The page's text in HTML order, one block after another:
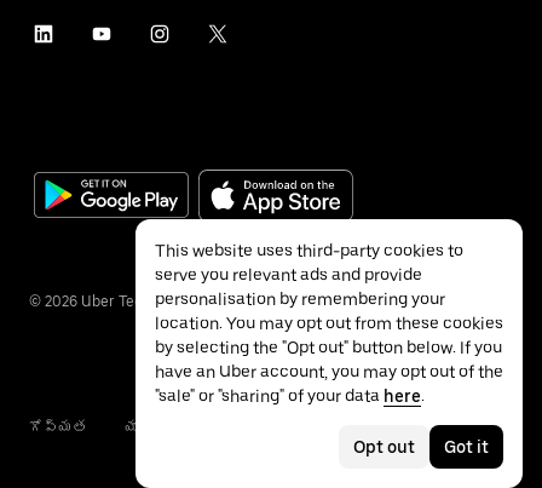
© 2026 Uber Technologies Inc.
గోప్యత యాక్సెసబిలిటీ
This website uses third-party cookies to
serve you relevant ads and provide
personalisation by remembering your
location. You may opt out from these cookies
by selecting the "Opt out" button below. If you
have an Uber account, you may opt out of the
"sale" or "sharing" of your data here.
Opt out Got it